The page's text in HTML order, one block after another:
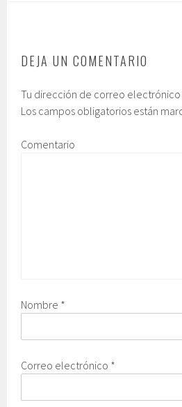
DEJA UN COMENTARIO
Tu dirección de correo electrónico
Los campos obligatorios están
Comentario
Nombre *
Correo electrónico *